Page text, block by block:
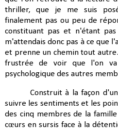
thriller, que je me suis
finalement pas ou peu de
constituant pas et n'étant
m'attendais donc pas à ce que
et prenne un chemin tout
frustrée de voir que l'on
psychologique des autres
Construit à la façon d'un
suivre les sentiments et les
des cinq membres de la
cœurs en sursis face à la